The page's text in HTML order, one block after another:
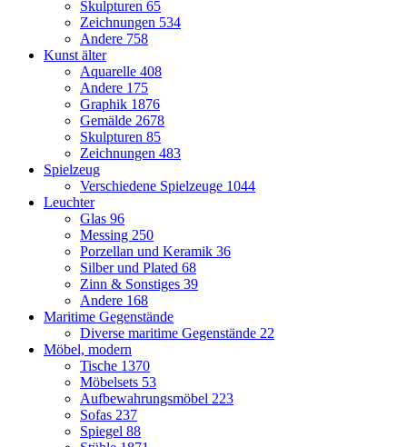
Skulpturen 65
Zeichnungen 534
Andere 758
Kunst älter
Aquarelle 408
Andere 175
Graphik 1876
Gemälde 2678
Skulpturen 85
Zeichnungen 483
Spielzeug
Verschiedene Spielzeuge 1044
Leuchter
Glas 96
Messing 250
Porzellan und Keramik 36
Silber und Plated 68
Zinn & Sonstiges 39
Andere 168
Maritime Gegenstände
Diverse maritime Gegenstände 22
Möbel, modern
Tische 1370
Möbelsets 53
Aufbewahrungsmöbel 223
Sofas 237
Spiegel 88